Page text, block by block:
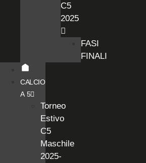
C5
2025
FASI
FINALI
CALCIO
A 5
Torneo
Estivo
C5
Maschile
2025-